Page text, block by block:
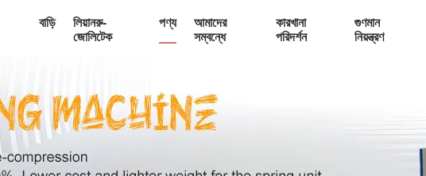
বাড়ি
লিয়ানরু-
জোলিটেক
পণ্য
আমাদের
সম্বন্ধে
কারখানা
পরিদর্শন
গুণমান
নিয়ন্ত্রণ